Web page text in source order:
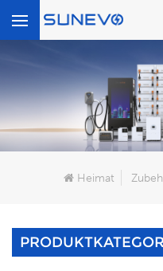
Heimat